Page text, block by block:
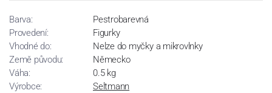
Barva:
Pestrobarevná
Provedení:
Figurky
Vhodné do:
Nelze do myčky a mikrovlnky
Země původu:
Německo
Váha:
0.5 kg
Výrobce:
Seltmann